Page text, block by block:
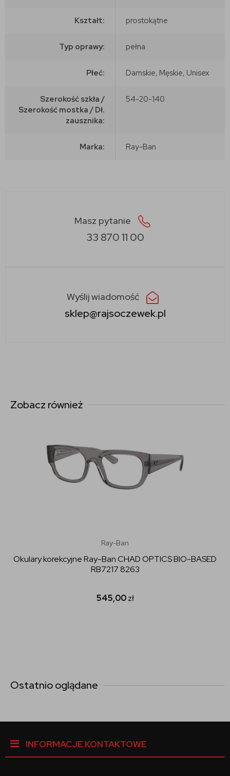
Kształt: prostokątne
Typ oprawy: pełna
Płeć: Damskie, Męskie, Unisex
Szerokość szkła /
Szerokość mostka / Dł.
zausznika:
54-20-140
Marka: Ray-Ban
Masz pytanie
33 870 11 00
Wyślij wiadomość
sklep@rajsoczewek.pl
Zobacz również
Ray-Ban
Okulary korekcyjne Ray-Ban CHAD OPTICS BIO-BASED
RB7217 8263
545,00zł
Ostatnio oglądane
INFORMACJE KONTAKTOWE